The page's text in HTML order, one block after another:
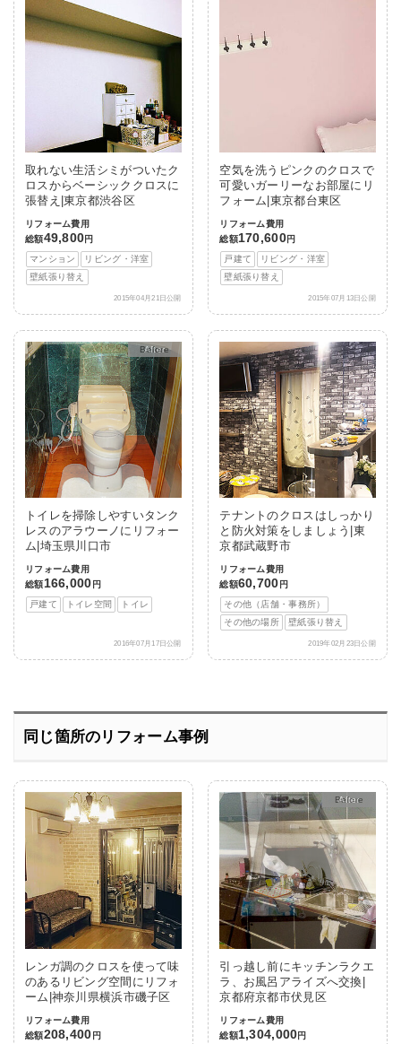
取れない生活シミがついたク
ロスからベーシッククロスに
張替え|東京都渋谷区
リフォーム費用
総額49,800円
マンション
リビング・洋室
壁紙張り替え
2015年04月21日公開
空気を洗うピンクのクロスで
可愛いガーリーなお部屋にリ
フォーム|東京都台東区
リフォーム費用
総額170,600円
戸建て
リビング・洋室
壁紙張り替え
2015年07月13日公開
After
トイレを掃除しやすいタンク
レスのアラウーノにリフォー
ム|埼玉県川口市
リフォーム費用
総額166,000 円
戸建て
トイレ空間 トイレ
2016年07月17日公開
テナントのクロスはしっかり
と防火対策をしましょう|東
京都武蔵野市
リフォーム費用
総額60,700 円
その他（店舗・事務所）
その他の場所
壁紙張り替え
2019年02月23日公開
同じ箇所のリフォーム事例
レンガ調のクロスを使って味
のあるリビング空間にリフォ
ーム|神奈川県横浜市磯子区
リフォーム費用
総額208,400 円
After
引っ越し前にキッチンラクエ
ラ、お風呂アライズへ交換|
京都府京都市伏見区
リフォーム費用
総額1,304,000円